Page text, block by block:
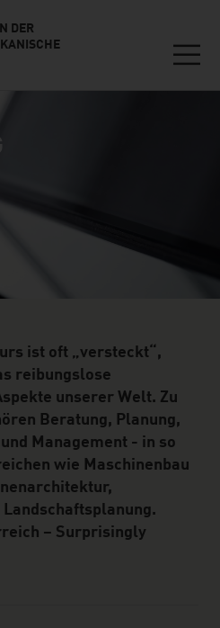
DER
ist oft „versteckt“,
reibungslose
unserer Welt. Zu
Beratung, Planung,
Management - in so
wie Maschinenbau
– Surprisingly